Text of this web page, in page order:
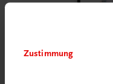
Zustimmung